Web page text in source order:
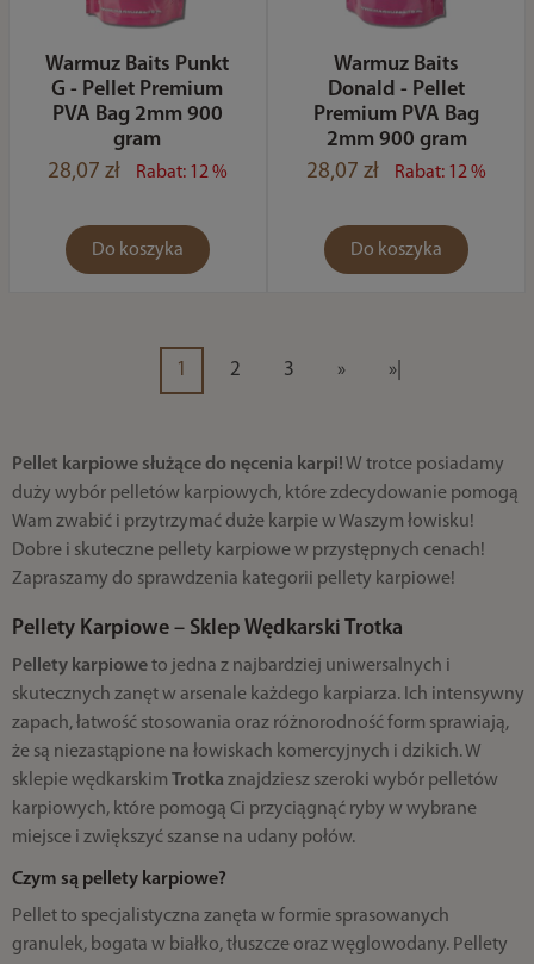
Warmuz Baits Punkt
G - Pellet Premium
PVA Bag 2mm 900
gram
28,07 zł
Rabat: 12 %
Do koszyka
Warmuz Baits
Donald - Pellet
Premium PVA Bag
2mm 900 gram
28,07 zł
Rabat: 12 %
Do koszyka
1 2 3 » »|
Pellet karpiowe służące do nęcenia karpi!W trotce posiadamy
duży wybór pelletów karpiowych, które zdecydowanie pomogą
Wam zwabić i przytrzymać duże karpie w Waszym łowisku!
Dobre i skuteczne pellety karpiowe w przystępnych cenach!
Zapraszamy do sprawdzenia kategorii pellety karpiowe!
Pellety Karpiowe – Sklep Wędkarski Trotka
Pellety karpioweto jedna z najbardziej uniwersalnych i
skutecznych zanęt w arsenale każdego karpiarza. Ich intensywny
zapach, łatwość stosowania oraz różnorodność form sprawiają,
że są niezastąpione na łowiskach komercyjnych i dzikich. W
sklepie wędkarskim Trotka znajdziesz szeroki wybór pelletów
karpiowych, które pomogą Ci przyciągnąć ryby w wybrane
miejsce i zwiększyć szanse na udany połów.
Czym są pellety karpiowe?
Pellet to specjalistyczna zanęta w formie sprasowanych
granulek, bogata w białko, tłuszcze oraz węglowodany. Pellety